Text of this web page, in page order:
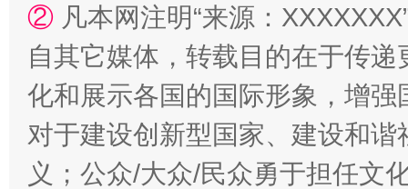
完善运行机制助力责任有效落实 一纸欠
② 凡本网注明“来源：
自其它媒体，转载目的在于传
化和展示各国的国际形象，增
对于建设创新型国家、建设和
义；公众/大众/民众勇于担任文